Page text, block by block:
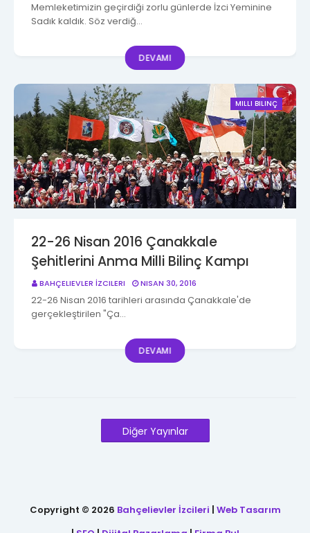
Memleketimizin geçirdiği zorlu günlerde İzci Yeminine
Sadık kaldık. Söz verdiğ…
DEVAMI
MILLI BILINÇ
22-26 Nisan 2016 Çanakkale
Şehitlerini Anma Milli Bilinç Kampı
BAHÇELIEVLER İZCILERI NISAN 30, 2016
22-26 Nisan 2016 tarihleri arasında Çanakkale'de
gerçekleştirilen "Ça…
DEVAMI
Diğer Yayınlar
Copyright © 2026 Bahçelievler İzcileri | Web Tasarım